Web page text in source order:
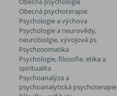
Obecná psychoterapie
Psychologie a výchova
Psychologie a neurovědy,
neurobiolgie, vývojová ps
Psychosomatika
Psychologie, filosofie, etika a
spiritualita
Psychoanalýza a
psychoanalytická psychoterapie